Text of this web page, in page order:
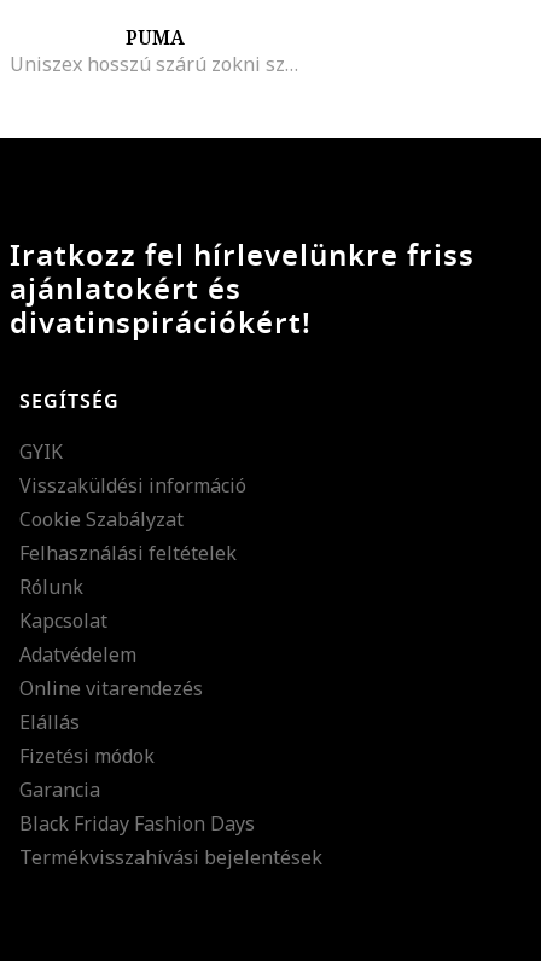
PUMA
Uniszex hosszú szárú zokni szett logós részlettel - 3 pár
Iratkozz fel hírlevelünkre friss
ajánlatokért és
divatinspirációkért!
SEGÍTSÉG
GYIK
Visszaküldési információ
Cookie Szabályzat
Felhasználási feltételek
Rólunk
Kapcsolat
Adatvédelem
Online vitarendezés
Elállás
Fizetési módok
Garancia
Black Friday Fashion Days
Termékvisszahívási bejelentések